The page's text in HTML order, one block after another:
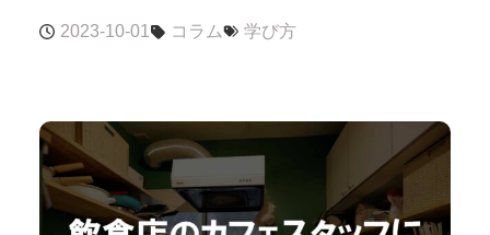
2023-10-01 コラム 学び方